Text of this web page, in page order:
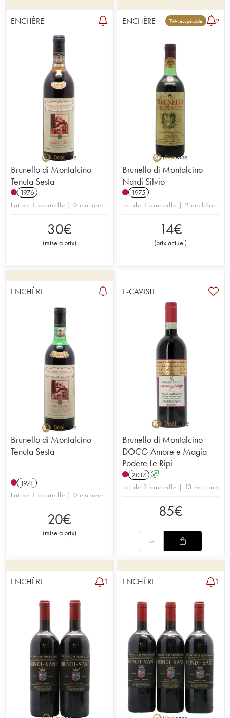
ENCHÈRE
Brunello di Montalcino
Tenuta Sesta
1976
Lot de 1 bouteille | 0 enchère
30€
(mise à prix)
ENCHÈRE TVA récupérable 2
Brunello di Montalcino
Nardi Silvio
1975
Lot de 1 bouteille | 2 enchères
14€
(prix actuel)
ENCHÈRE
Brunello di Montalcino
Tenuta Sesta
1971
Lot de 1 bouteille | 0 enchère
20€
(mise à prix)
E-CAVISTE
Brunello di Montalcino
DOCG Amore e Magia
Podere Le Ripi
2017 A
Lot de 1 bouteille | 13 en stock
85€
ENCHÈRE 1 ENCHÈRE 1